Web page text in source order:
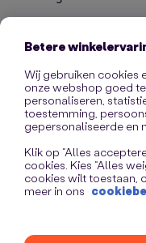
Betere
Wij gebruiken cookies
onze webshop goed
personaliseren,
toestemming,
gepersonaliseerde en
Klik op “Alles
cookies. Kies “Alles
cookies wilt toestaan,
meer in ons